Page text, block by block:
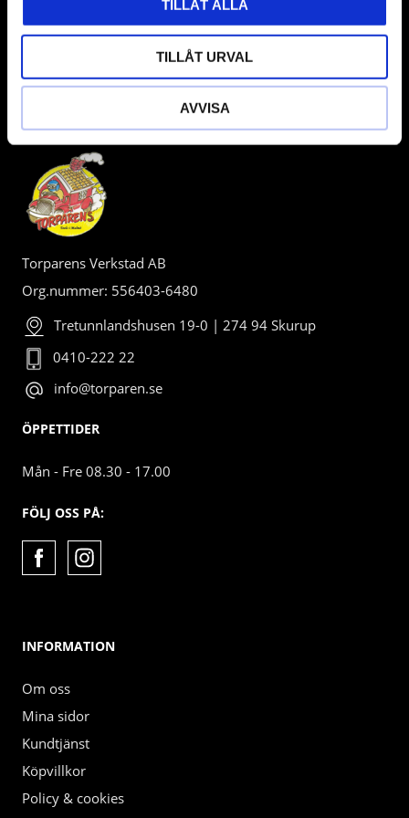
TILLÅT ALLA
TILLÅT URVAL
AVVISA
Torparens Verkstad AB
Org.nummer: 556403-6480
Tretunnlandshusen 19-0 | 274 94 Skurup
0410-222 22
info@torparen.se
ÖPPETTIDER
Mån - Fre 08.30 - 17.00
FÖLJ OSS PÅ:
INFORMATION
Om oss
Mina sidor
Kundtjänst
Köpvillkor
Policy & cookies